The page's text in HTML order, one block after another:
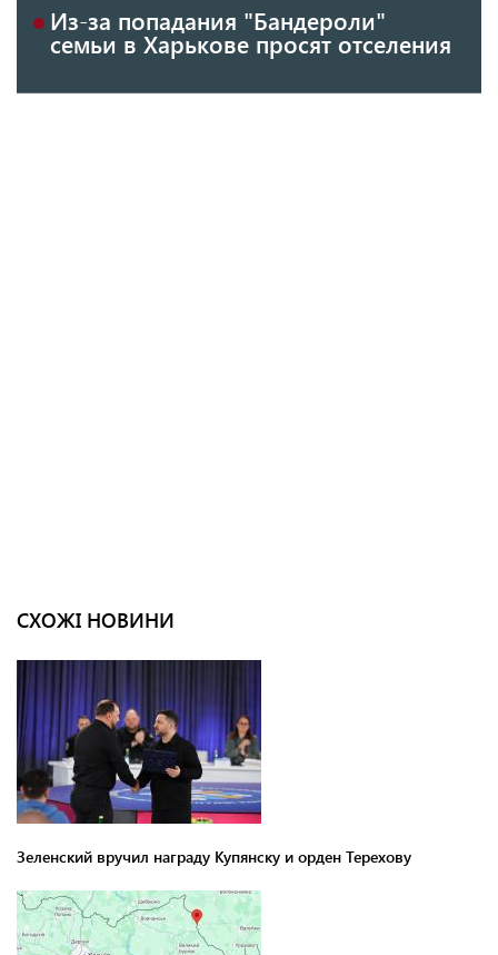
Из-за попадания "Бандероли"
семьи в Харькове просят отселения
СХОЖІ НОВИНИ
Зеленский вручил награду Купянску и орден Терехову